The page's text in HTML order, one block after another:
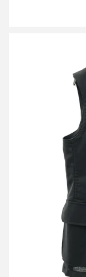
レインメーカー